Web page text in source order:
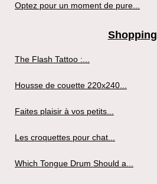
Optez pour un moment de pure...
Shopping
The Flash Tattoo :...
Housse de couette 220x240...
Faites plaisir à vos petits...
Les croquettes pour chat...
Which Tongue Drum Should a...